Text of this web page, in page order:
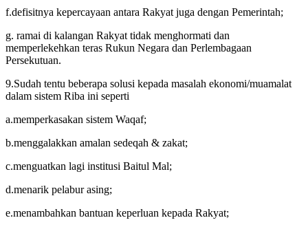
f.defisitnya kepercayaan antara Rakyat juga dengan Pemerintah;
g. ramai di kalangan Rakyat tidak menghormati dan
memperlekehkan teras Rukun Negara dan Perlembagaan
Persekutuan.
9.Sudah tentu beberapa solusi kepada masalah ekonomi/muamalat
dalam sistem Riba ini seperti
a.memperkasakan sistem Waqaf;
b.menggalakkan amalan sedeqah & zakat;
c.menguatkan lagi institusi Baitul Mal;
d.menarik pelabur asing;
e.menambahkan bantuan keperluan kepada Rakyat;